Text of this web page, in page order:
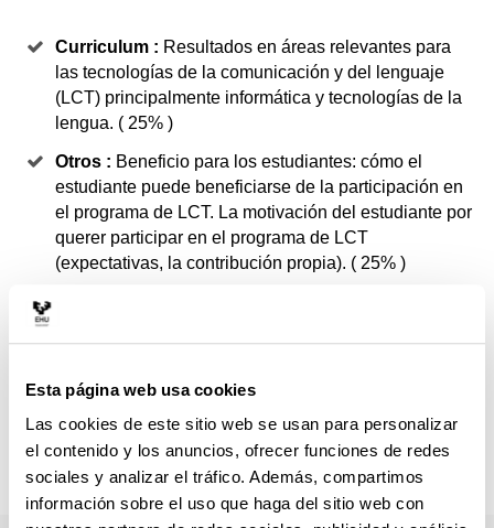
Esta página web usa cookies
Las cookies de este sitio web se usan para personalizar
el contenido y los anuncios, ofrecer funciones de redes
sociales y analizar el tráfico. Además, compartimos
información sobre el uso que haga del sitio web con
Curriculum : Resultados en áreas relevantes para
las tecnologías de la comunicación y del lenguaje
(LCT) principalmente informática y tecnologías de la
lengua. ( 25% )
Otros : Beneficio para los estudiantes: cómo el
estudiante puede beneficiarse de la participación en
el programa de LCT. La motivación del estudiante por
querer participar en el programa de LCT
(expectativas, la contribución propia). ( 25% )
Expediente :Resultados en la educación de grado y
otros posgrados afines si hubiera: afinidad de los
estudios cursados, nota media y tiempo invertido
para sacarlo ; ( 25% )